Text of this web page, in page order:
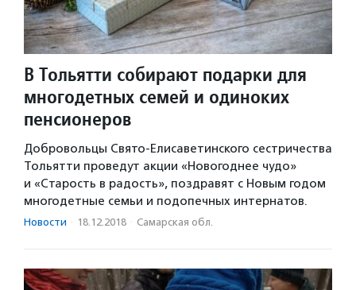
В Тольятти собирают подарки для
многодетных семей и одиноких
пенсионеров
Добровольцы Свято-Елисаветинского сестричества
Тольятти проведут акции «Новогоднее чудо»
и «Старость в радость», поздравят с Новым годом
многодетные семьи и подопечных интернатов.
Новости · 18.12.2018 · Самарская обл.